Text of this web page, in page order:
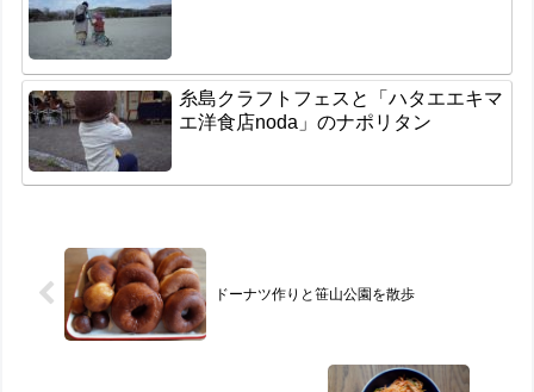
糸島クラフトフェスと「ハタエエキマ
エ洋食店noda」のナポリタン
ドーナツ作りと笹山公園を散歩